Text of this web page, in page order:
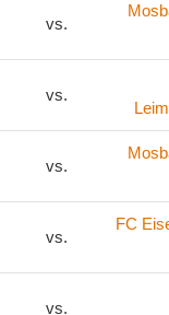
vs.
vs.
vs.
vs.
FC
vs.